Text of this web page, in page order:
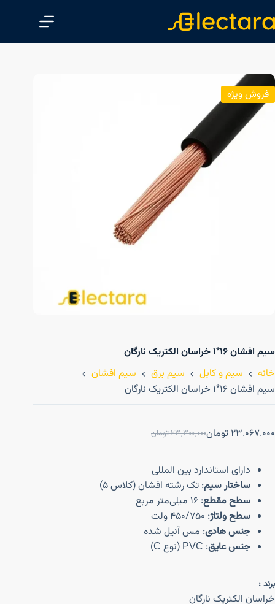
ش
فروش ویژه
سیم افشان ۱۶*۱ خراسان الکتریک نارگان
خانه
سیم و کابل سیم برق
سیم افشان
سیم افشان ۱۶*۱ خراسان الکتریک نارگان
23,300,000تومان 23,067,000 تومان
دارای استاندارد بین المللی
ساختار سیم: تک رشته افشان (کلاس 5)
سطح مقطع: 16 میلی‌متر مربع
سطح ولتاژ: 450/750 ولت
جنس هادی: مس آنیل شده
جنس عایق: PVC (نوع C)
برند :
خراسان الکتریک نارگان